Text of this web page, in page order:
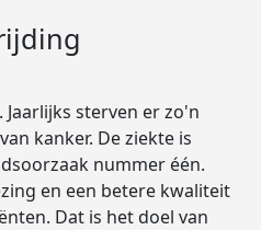
sterven er zo'n
kanker. De ziekte is
nummer één.
en een betere kwaliteit
Dat is het doel van